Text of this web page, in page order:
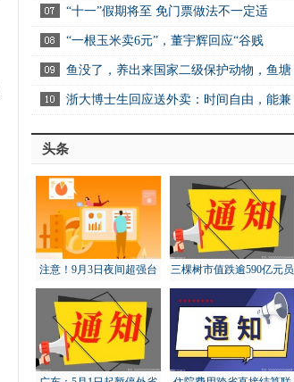
“十一”假期将至 免门票做法不一定适
“一根玉米卖6元”，董宇辉回应“谷贱
鱼没了，养出来国家二级保护动物，鱼塘
浙大博士生回应送外卖：时间自由，能兼
头条
注意！9月3日夜间超强台
风“轩岚诺”将进入东海东
南
三棵树市值跌逾590亿元员
工大比例账面浮亏